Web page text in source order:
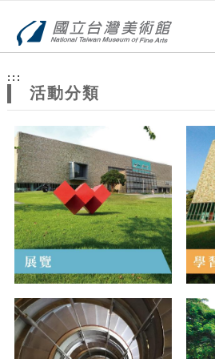
站
主
題
:::
活動分類